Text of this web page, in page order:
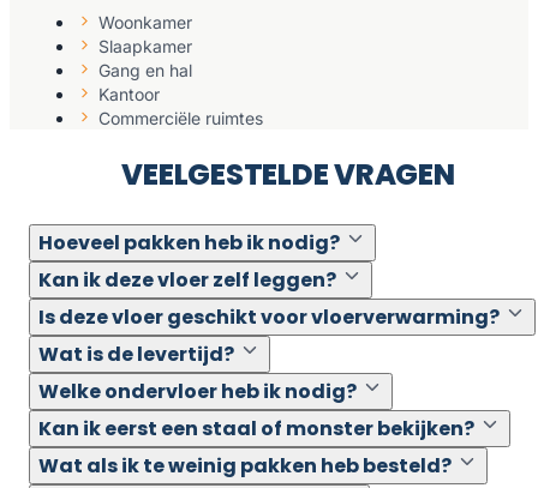
Woonkamer
Slaapkamer
Gang en hal
Kantoor
Commerciële ruimtes
VEELGESTELDE VRAGEN
Hoeveel pakken heb ik nodig?
Kan ik deze vloer zelf leggen?
Is deze vloer geschikt voor vloerverwarming?
Wat is de levertijd?
Welke ondervloer heb ik nodig?
Kan ik eerst een staal of monster bekijken?
Wat als ik te weinig pakken heb besteld?